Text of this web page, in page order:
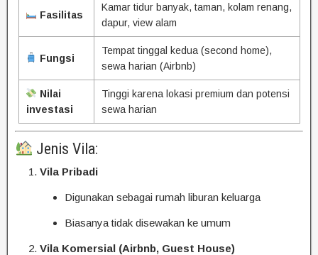
Fasilitas
Kamar tidur banyak, taman, kolam renang,
dapur, view alam
Fungsi
Tempat tinggal kedua (second home),
sewa harian (Airbnb)
Nilai
investasi
Tinggi karena lokasi premium dan potensi
sewa harian
Jenis Vila:
Vila Pribadi
Digunakan sebagai rumah liburan keluarga
Biasanya tidak disewakan ke umum
Vila Komersial (Airbnb, Guest House)